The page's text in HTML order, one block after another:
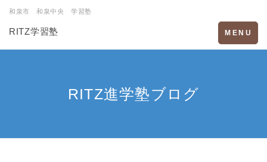
和泉市 和泉中央 学習塾
RITZ学習塾
Toggle
navigation
MENU
RITZ進学塾ブログ